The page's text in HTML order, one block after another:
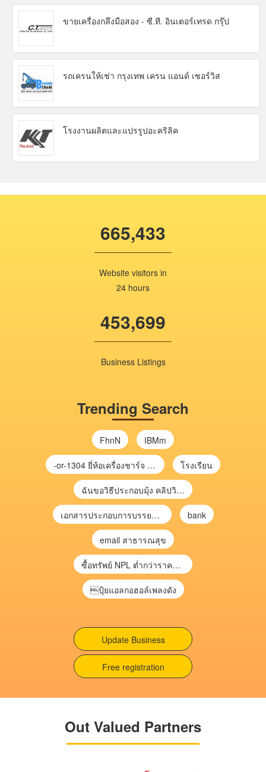
ขายเครื่องกลึงมือสอง - ซี.ที. อินเตอร์เทรด กรุ๊ป
รถเครนให้เช่า กรุงเทพ เครน แอนด์ เซอร์วิส
โรงงานผลิตและแปรรูปอะคริลิค
665,433
Website visitors in
24 hours
453,699
Business Listings
Trending Search
FhnN IBMm
-or-1304 ยี่ห้อเครื่องชาร์จ chargecore โรงเรียน
ฉันขอวิธีประกอบมุ้ง คลิปวิดีโอ การประกอบมุ้ง
เอกสารประกอบการบรรยาย การประเมินความเสี่ยงเพื่อวางแผนการตรวจสอบ \ bank
email สาธารณสุข
ซื้อทรัพย์ NPL ต่ำกว่าราคาตลาด 30-70% แบบไม่ต้องไปประมูล”
ปุ้ยแอลกอฮอล์เพลงดัง
Update Business
Free registration
Out Valued Partners